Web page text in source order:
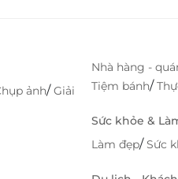
ảnh/Giải
Nhà hàng -
Tiệm bánh/
Sức khỏe &
Làm đẹp/Sức